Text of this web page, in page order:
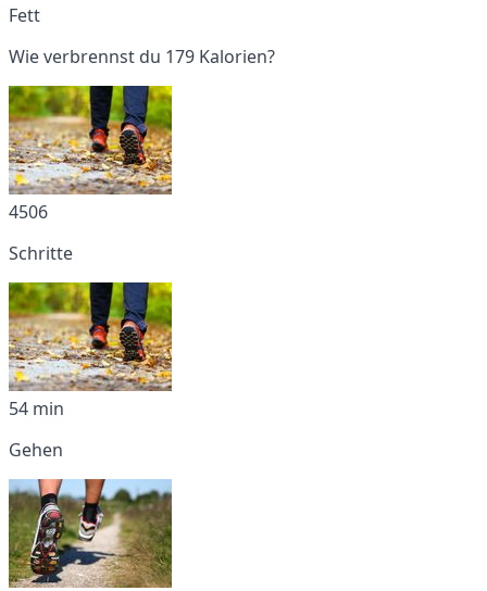
Fett
Wie verbrennst du 179 Kalorien?
4506
Schritte
54 min
Gehen